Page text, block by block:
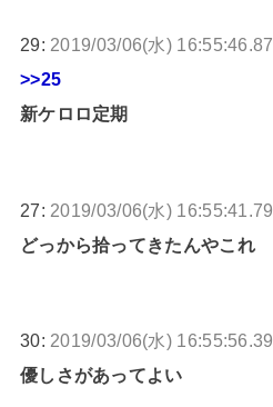
29: 2019/03/06(水) 16:55:46.87
>>25
新ケロロ定期
27: 2019/03/06(水) 16:55:41.79
どっから拾ってきたんやこれ
30: 2019/03/06(水) 16:55:56.39
優しさがあってよい